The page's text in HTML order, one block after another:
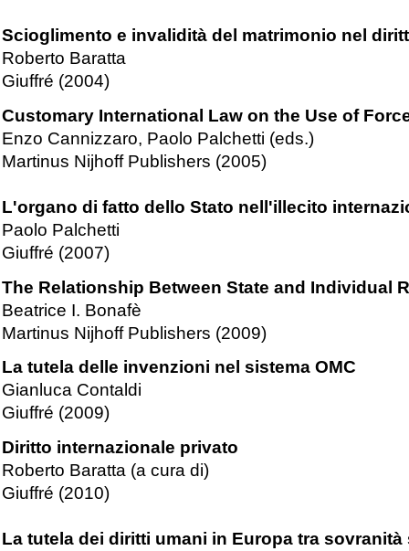
Scioglimento e invalidità del matrimonio nel
Roberto Baratta
Giuffré (2004)
Customary International Law on the Use of
Enzo Cannizzaro, Paolo Palchetti (eds.)
Martinus Nijhoff Publishers (2005)
L'organo di fatto dello Stato nell'illecito
Paolo Palchetti
Giuffré (2007)
The Relationship Between State and Individual
Beatrice I. Bonafè
Martinus Nijhoff Publishers (2009)
La tutela delle invenzioni nel sistema OMC
Gianluca Contaldi
Giuffré (2009)
Diritto internazionale privato
Roberto Baratta (a cura di)
Giuffré (2010)
La tutela dei diritti umani in Europa tra